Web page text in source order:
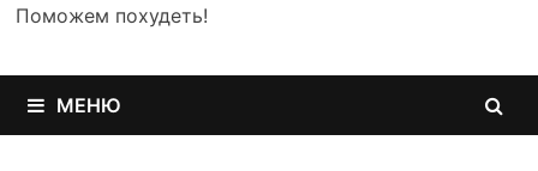
Поможем похудеть!
МЕНЮ